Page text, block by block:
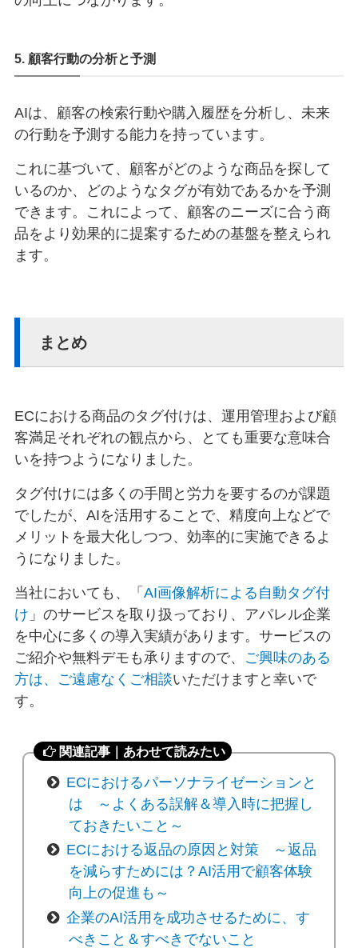
5. 顧客行動の分析と予測
AIは、顧客の検索行動や購入履歴を分析し、未来
の行動を予測する能力を持っています。
これに基づいて、顧客がどのような商品を探して
いるのか、どのようなタグが有効であるかを予測
できます。これによって、顧客のニーズに合う商
品をより効果的に提案するための基盤を整えられ
ます。
まとめ
ECにおける商品のタグ付けは、運用管理および顧
客満足それぞれの観点から、とても重要な意味合
いを持つようになりました。
タグ付けには多くの手間と労力を要するのが課題
でしたが、AIを活用することで、精度向上などで
メリットを最大化しつつ、効率的に実施できるよ
うになりました。
当社においても、「 AI画像解析による自動タグ付
け 」のサービスを取り扱っており、アパレル企業
を中心に多くの導入実績があります。サービスの
ご紹介や無料デモも承りますので、 ご興味のある
方は、ご遠慮なくご相談いただけますと幸いで
す。
関連記事｜あわせて読みたい
ECにおけるパーソナライゼーションと
は ～よくある誤解＆導入時に把握し
ておきたいこと～
ECにおける返品の原因と対策 ～返品
を減らすためには？AI活用で顧客体験
向上の促進も～
企業のAI活用を成功させるために、す
べきこと＆すべきでないこと